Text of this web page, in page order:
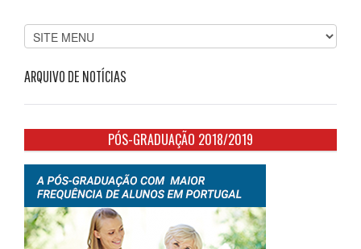
ARQUIVO DE NOTÍCIAS
PÓS-GRADUAÇÃO 2018/2019